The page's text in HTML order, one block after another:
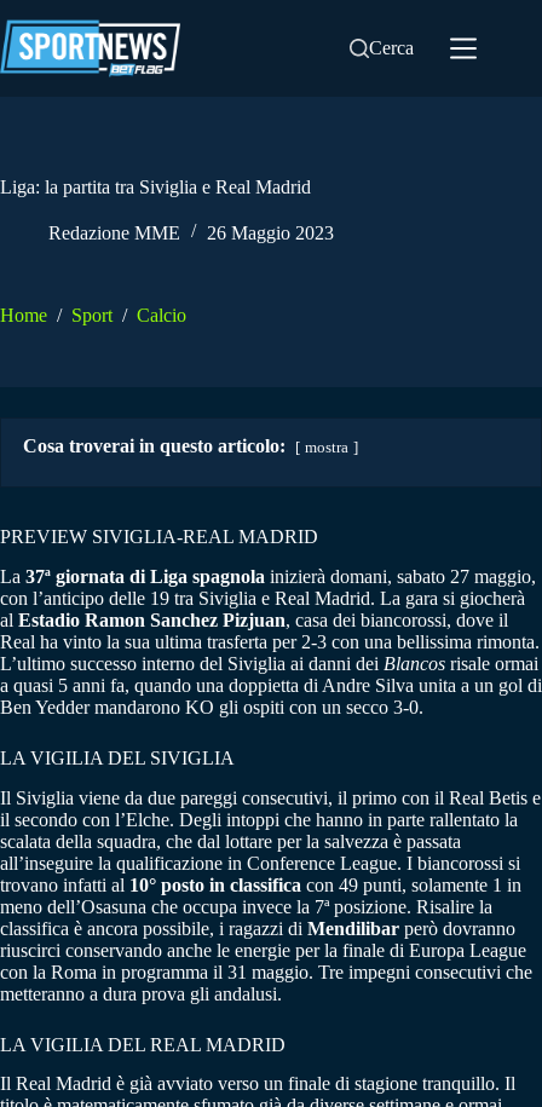
al
contenuto
Cerca
Liga: la partita tra Siviglia e Real Madrid
Redazione MME 26 Maggio 2023
Home / Sport / Calcio
Cosa troverai in questo articolo: mostra
PREVIEW SIVIGLIA-REAL MADRID
La 37ª giornata di Liga spagnola inizierà domani, sabato 27 maggio,
con l’anticipo delle 19 tra Siviglia e Real Madrid. La gara si giocherà
al Estadio Ramon Sanchez Pizjuan, casa dei biancorossi, dove il
Real ha vinto la sua ultima trasferta per 2-3 con una bellissima rimonta.
L’ultimo successo interno del Siviglia ai danni dei Blancos risale ormai
a quasi 5 anni fa, quando una doppietta di Andre Silva unita a un gol di
Ben Yedder mandarono KO gli ospiti con un secco 3-0.
LA VIGILIA DEL SIVIGLIA
Il Siviglia viene da due pareggi consecutivi, il primo con il Real Betis e
il secondo con l’Elche. Degli intoppi che hanno in parte rallentato la
scalata della squadra, che dal lottare per la salvezza è passata
all’inseguire la qualificazione in Conference League. I biancorossi si
trovano infatti al 10° posto in classifica con 49 punti, solamente 1 in
meno dell’Osasuna che occupa invece la 7ª posizione. Risalire la
classifica è ancora possibile, i ragazzi di Mendilibar però dovranno
riuscirci conservando anche le energie per la finale di Europa League
con la Roma in programma il 31 maggio. Tre impegni consecutivi che
metteranno a dura prova gli andalusi.
LA VIGILIA DEL REAL MADRID
Il Real Madrid è già avviato verso un finale di stagione tranquillo. Il